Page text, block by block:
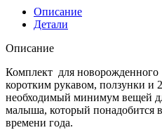
Описание
Детали
Описание
Комплект для новорожденного
коротким рукавом, ползунки
необходимый минимум вещей
малыша, который понадобится
времени года.